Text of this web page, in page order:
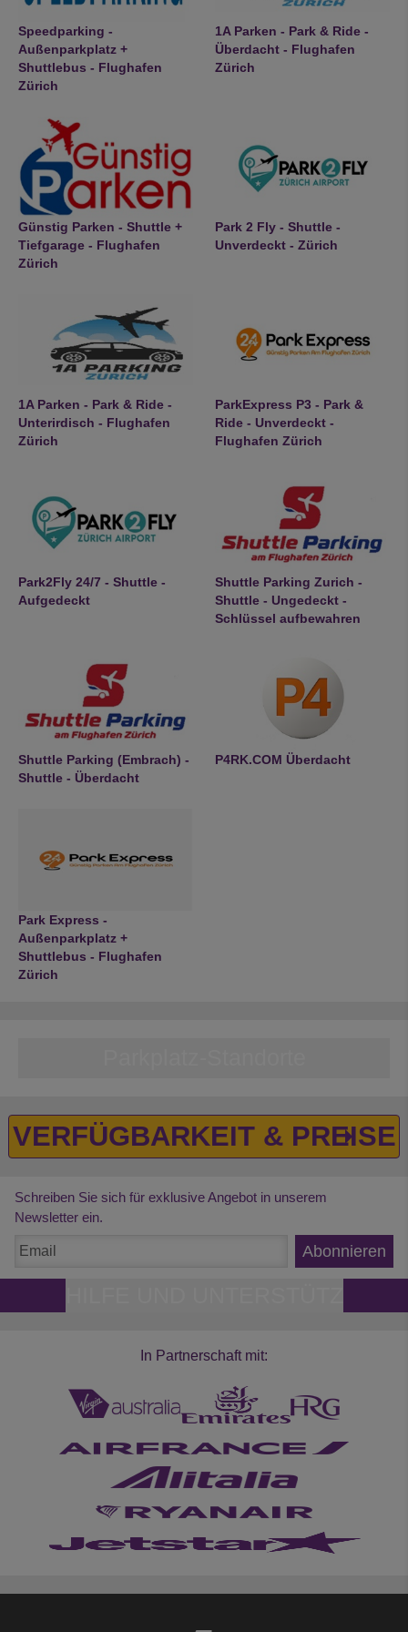
Speedparking -
Außenparkplatz +
Shuttlebus - Flughafen
Zürich
1A Parken - Park & Ride -
Überdacht - Flughafen
Zürich
Günstig Parken - Shuttle +
Tiefgarage - Flughafen
Zürich
Park 2 Fly - Shuttle -
Unverdeckt - Zürich
1A Parken - Park & Ride -
Unterirdisch - Flughafen
Zürich
ParkExpress P3 - Park &
Ride - Unverdeckt -
Flughafen Zürich
Park2Fly 24/7 - Shuttle -
Aufgedeckt
Shuttle Parking Zurich -
Shuttle - Ungedeckt -
Schlüssel aufbewahren
Shuttle Parking (Embrach) -
Shuttle - Überdacht
P4RK.COM Überdacht
Park Express -
Außenparkplatz +
Shuttlebus - Flughafen
Zürich
VERFÜGBARKEIT & PREISE
Schreiben Sie sich für exklusive Angebot in unserem
Newsletter ein.
Abonnieren
In Partnerschaft mit: